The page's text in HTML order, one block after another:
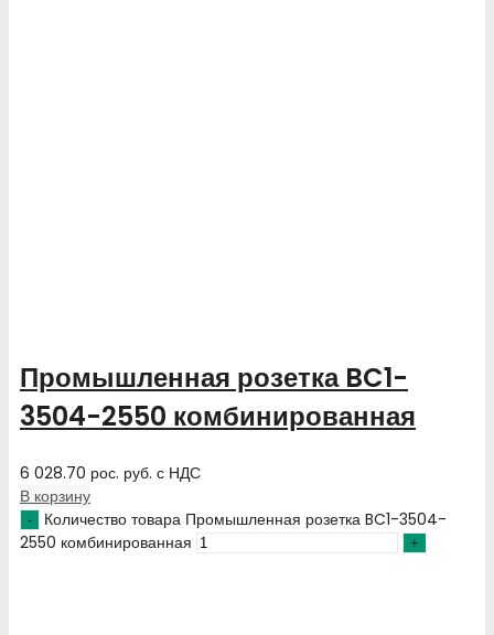
Промышленная розетка BC1-
3504-2550 комбинированная
6 028.70 рос. руб. с НДС
В корзину
Количество товара Промышленная розетка BC1-3504-
2550 комбинированная